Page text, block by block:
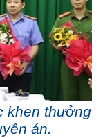
khen thưởng
án.